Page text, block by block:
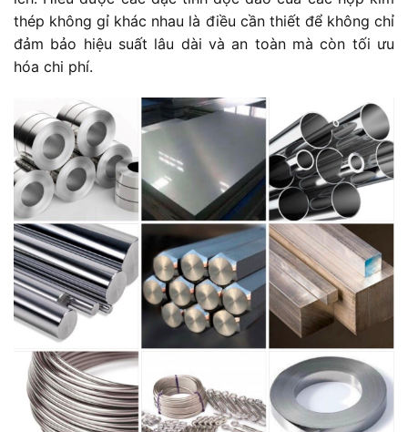
thép không gỉ khác nhau là điều cần thiết để không chỉ
đảm bảo hiệu suất lâu dài và an toàn mà còn tối ưu
hóa chi phí.